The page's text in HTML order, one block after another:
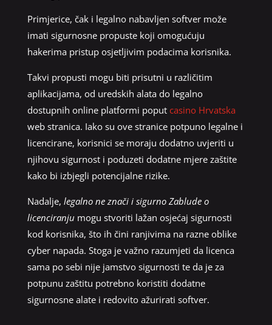
Primjerice, čak i legalno nabavljen softver može
imati sigurnosne propuste koji omogućuju
hakerima pristup osjetljivim podacima korisnika.
Takvi propusti mogu biti prisutni u različitim
aplikacijama, od uredskih alata do legalno
dostupnih online platformi poput casino Hrvatska
web stranica. Iako su ove stranice potpuno legalne i
licencirane, korisnici se moraju dodatno uvjeriti u
njihovu sigurnost i poduzeti dodatne mjere zaštite
kako bi izbjegli potencijalne rizike.
Nadalje, legalno ne znači i sigurno Zablude o
licenciranju mogu stvoriti lažan osjećaj sigurnosti
kod korisnika, što ih čini ranjivima na razne oblike
cyber napada. Stoga je važno razumjeti da licenca
sama po sebi nije jamstvo sigurnosti te da je za
potpunu zaštitu potrebno koristiti dodatne
sigurnosne alate i redovito ažurirati softver.